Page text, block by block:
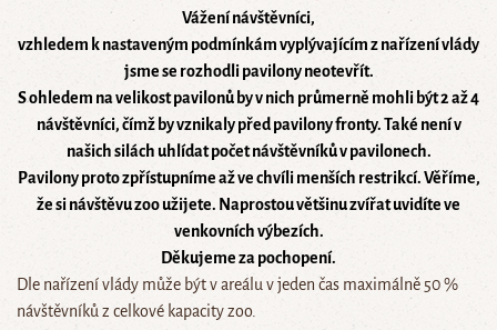
Vážení návštěvníci,
vzhledem k nastaveným podmínkám vyplývajícím z nařízení vlády
jsme se rozhodli pavilony neotevřít.
S ohledem na velikost pavilonů by v nich průmerně mohli být 2 až 4
návštěvníci, čímž by vznikaly před pavilony fronty. Také není v
našich silách uhlídat počet návštěvníků v pavilonech.
Pavilony proto zpřístupníme až ve chvíli menších restrikcí. Věříme,
že si návštěvu zoo užijete. Naprostou většinu zvířat uvidíte ve
venkovních výbezích.
Děkujeme za pochopení.
Dle nařízení vlády může být v areálu v jeden čas maximálně 50 %
návštěvníků z celkové kapacity zoo.